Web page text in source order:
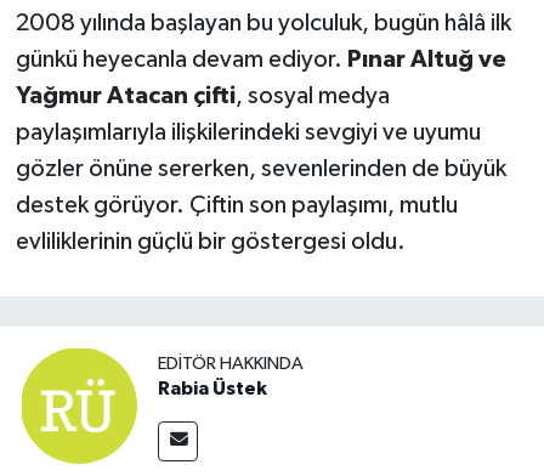
2008 yılında başlayan bu yolculuk, bugün hâlâ ilk
günkü heyecanla devam ediyor. Pınar Altuğ ve
Yağmur Atacan çifti, sosyal medya
paylaşımlarıyla ilişkilerindeki sevgiyi ve uyumu
gözler önüne sererken, sevenlerinden de büyük
destek görüyor. Çiftin son paylaşımı, mutlu
evliliklerinin güçlü bir göstergesi oldu.
EDITÖR HAKKINDA
Rabia Üstek